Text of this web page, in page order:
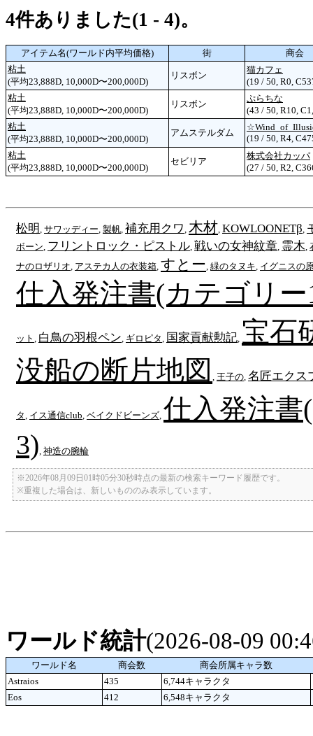
4件ありました(1 - 4)。
アイテム名(ワールド内平均価格) 街
商会
粘土
(平均23,888D, 10,000D〜200,000D)
リスボン
猫カフェ
(19 / 50, R0,
粘土
(平均23,888D, 10,000D〜200,000D)
リスボン
ぷらちな
(43 / 50, R10,
粘土
(平均23,888D, 10,000D〜200,000D)
アムステルダム
(19 / 50, R4,
粘土
(平均23,888D, 10,000D〜200,000D)
セビリア
株式会社カッパ
(27 / 50, R2,
松明 サワッディー 製帆 補充用クワ 木材 KOWLOONETβ
ボーン フリントロック・ピストル 戦いの女神紋章 霊木
ナのロザリオ アステカ人の衣装箱 すとー 緑のタヌキ イグニスの
仕入発注書(カテゴリー
ット 白鳥の羽根ペン ギロピタ 国家貢献勲記 宝石
没船の断片地図
王子の 名匠エクス
タ イス通信club ベイクドビーンズ 仕入発注
3) 神造の腕輪
※2026年08月09日01時05分30秒時点の最新の検索キーワード履歴です。
※重複した場合は、新しいもののみ表示しています。
ワールド統計(2026-08-09
ワールド名 商会数
商会所属キャラ数
Astraios
435 6,744キャラクタ
Eos
412 6,548キャラクタ